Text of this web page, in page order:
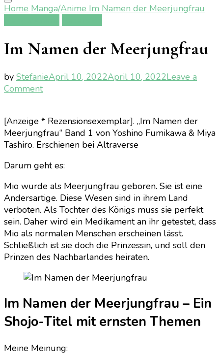
Home Manga/Anime Im Namen der Meerjungfrau
Im Namen der Meerjungfrau
by StefanieApril 10, 2022April 10, 2022Leave a
Commenton
der
Meerjungfrau
[Anzeige * Rezensionsexemplar]. „Im Namen der
Meerjungfrau“ Band 1 von Yoshino Fumikawa & Miya
Tashiro. Erschienen bei Altraverse
Darum geht es:
Mio wurde als Meerjungfrau geboren. Sie ist eine
Andersartige. Diese Wesen sind in ihrem Land
verboten. Als Tochter des Königs muss sie perfekt
sein. Daher wird ein Medikament an ihr getestet, dass
Mio als normalen Menschen erscheinen lässt.
Schließlich ist sie doch die Prinzessin, und soll den
Prinzen des Nachbarlandes heiraten.
Im Namen der Meerjungfrau – Ein
Shojo-Titel mit ernsten Themen
Meine Meinung: